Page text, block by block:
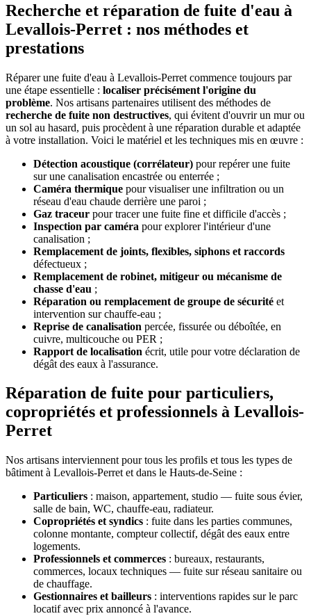
Recherche et réparation de fuite d'eau à
Levallois-Perret : nos méthodes et
prestations
Réparer une fuite d'eau à Levallois-Perret commence toujours par
une étape essentielle : localiser précisément l'origine du
problème. Nos artisans partenaires utilisent des méthodes de
recherche de fuite non destructives, qui évitent d'ouvrir un mur ou
un sol au hasard, puis procèdent à une réparation durable et adaptée
à votre installation. Voici le matériel et les techniques mis en œuvre :
Détection acoustique (corrélateur) pour repérer une fuite
sur une canalisation encastrée ou enterrée ;
Caméra thermique pour visualiser une infiltration ou un
réseau d'eau chaude derrière une paroi ;
Gaz traceur pour tracer une fuite fine et difficile d'accès ;
Inspection par caméra pour explorer l'intérieur d'une
canalisation ;
Remplacement de joints, flexibles, siphons et raccords
défectueux ;
Remplacement de robinet, mitigeur ou mécanisme de
chasse d'eau ;
Réparation ou remplacement de groupe de sécurité et
intervention sur chauffe-eau ;
Reprise de canalisation percée, fissurée ou déboîtée, en
cuivre, multicouche ou PER ;
Rapport de localisation écrit, utile pour votre déclaration de
dégât des eaux à l'assurance.
Réparation de fuite pour particuliers,
copropriétés et professionnels à Levallois-
Perret
Nos artisans interviennent pour tous les profils et tous les types de
bâtiment à Levallois-Perret et dans le Hauts-de-Seine :
Particuliers : maison, appartement, studio — fuite sous évier,
salle de bain, WC, chauffe-eau, radiateur.
Copropriétés et syndics : fuite dans les parties communes,
colonne montante, compteur collectif, dégât des eaux entre
logements.
Professionnels et commerces : bureaux, restaurants,
commerces, locaux techniques — fuite sur réseau sanitaire ou
de chauffage.
Gestionnaires et bailleurs : interventions rapides sur le parc
locatif avec prix annoncé à l'avance.